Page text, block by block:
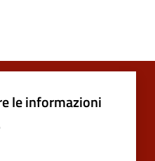
le informazioni